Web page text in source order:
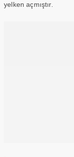
yelken açmıştır.